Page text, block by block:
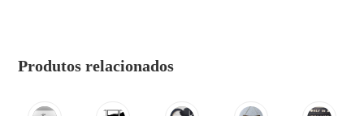
Produtos relacionados